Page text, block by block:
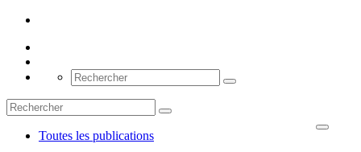
Toutes les publications